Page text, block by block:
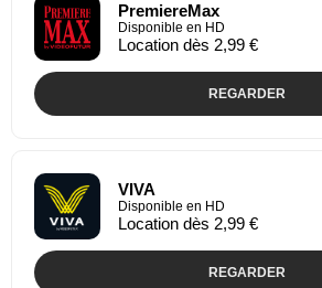
PremiereMax
Disponible en HD
Location dès 2,99 €
REGARDER
VIVA
Disponible en HD
Location dès 2,99 €
REGARDER